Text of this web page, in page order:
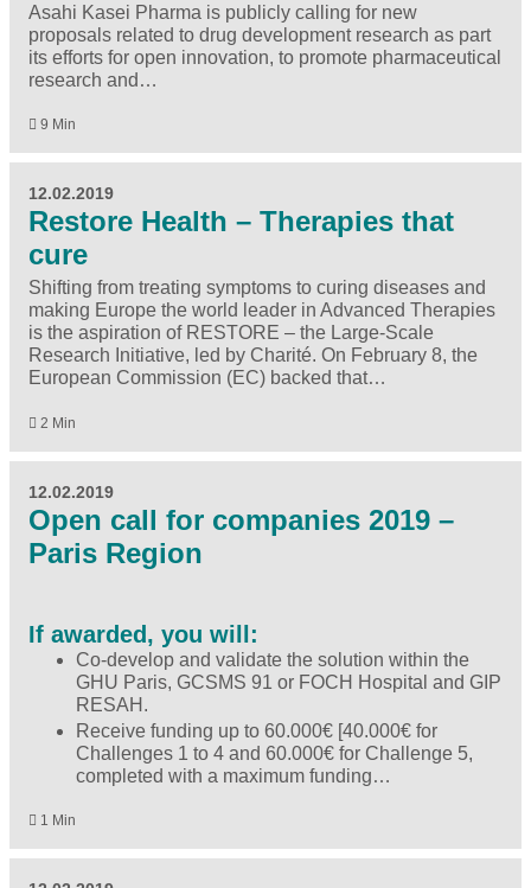
Asahi Kasei Pharma is publicly calling for new
proposals related to drug development research as part
its efforts for open innovation, to promote pharmaceutical
research and…
9 Min
12.02.2019
Restore Health – Therapies that
cure
Shifting from treating symptoms to curing diseases and
making Europe the world leader in Advanced Therapies
is the aspiration of RESTORE – the Large-Scale
Research Initiative, led by Charité. On February 8, the
European Commission (EC) backed that…
2 Min
12.02.2019
Open call for companies 2019 –
Paris Region
If awarded, you will:
Co-develop and validate the solution within the
GHU Paris, GCSMS 91 or FOCH Hospital and GIP
RESAH.
Receive funding up to 60.000€ [40.000€ for
Challenges 1 to 4 and 60.000€ for Challenge 5,
completed with a maximum funding…
1 Min